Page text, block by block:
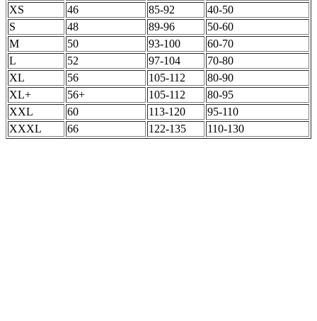
XS
46 85-92
40-50
S
48 89-96
50-60
M
50 93-100
60-70
L
52 97-104
70-80
XL
56 105-112
80-90
XL+
56+ 105-112
80-95
XXL
60 113-120
95-110
XXXL
66 122-135 110-130